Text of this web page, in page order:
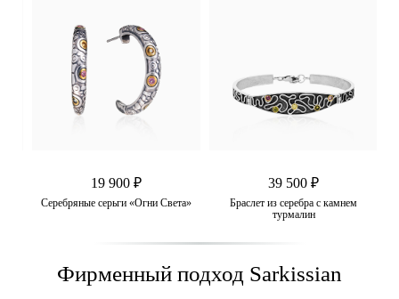
19 900 ₽
Серебряные серьги «Огни Света»
39 500 ₽
Браслет из серебра с камнем
турмалин
Фирменный подход Sarkissian